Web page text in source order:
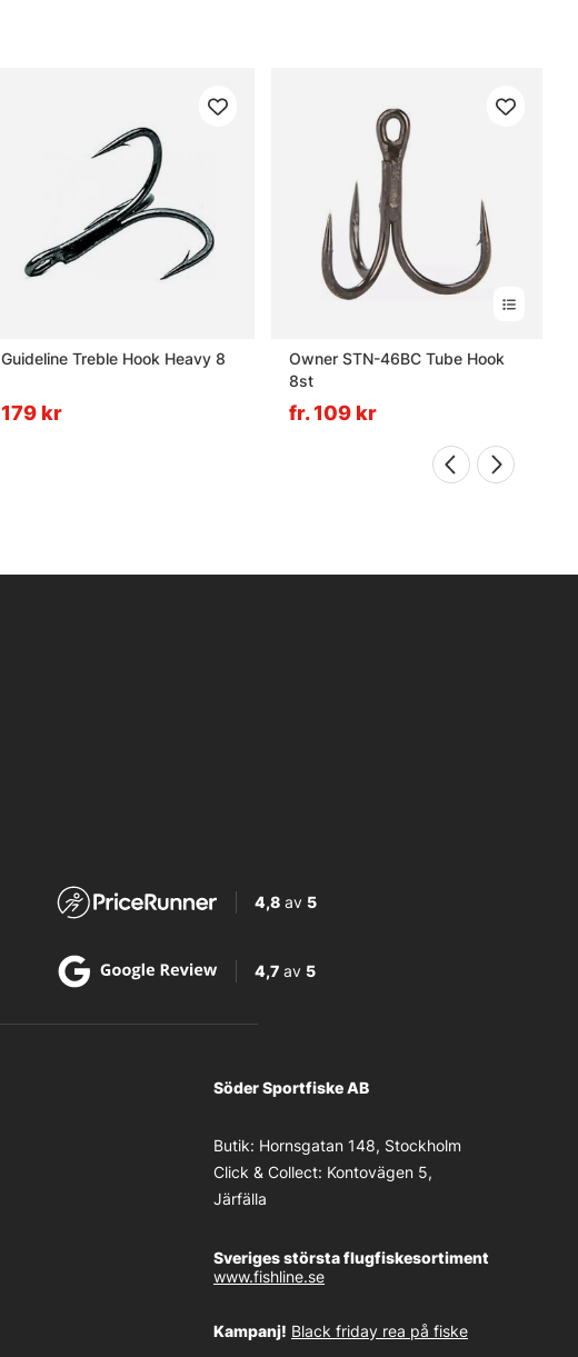
Guideline Treble Hook Heavy 8
179 kr
Owner STN-46BC Tube Hook
8st
fr. 109 kr
4,8av 5
4,7av 5
Söder Sportfiske AB
Butik: Hornsgatan 148, Stockholm
Click & Collect: Kontovägen 5,
Järfälla
Sveriges största flugfiskesortiment
www.fishline.se
Kampanj! Black friday rea på fiske